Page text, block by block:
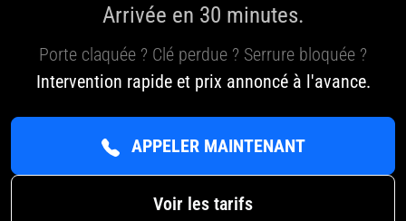
Arrivée en 30 minutes.
Porte claquée ? Clé perdue ? Serrure bloquée ?
Intervention rapide et prix annoncé à l'avance.
APPELER MAINTENANT
Voir les tarifs